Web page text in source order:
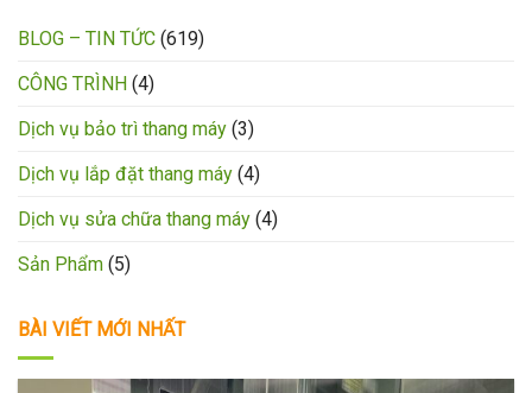
BLOG – TIN TỨC (619)
CÔNG TRÌNH (4)
Dịch vụ bảo trì thang máy (3)
Dịch vụ lắp đặt thang máy (4)
Dịch vụ sửa chữa thang máy (4)
Sản Phẩm (5)
BÀI VIẾT MỚI NHẤT